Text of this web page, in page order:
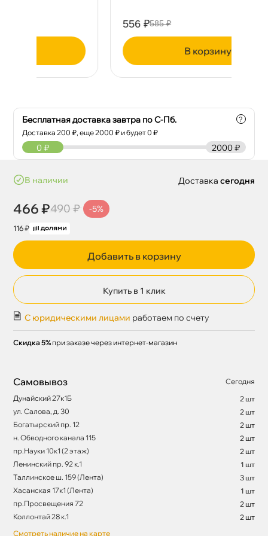
корзину
Бесплатная доставка завтра по С-Пб.
Доставка200 ₽, еще2000 ₽ и будет 0 ₽
?
2000 ₽
0 ₽
наличии
466 ₽490 ₽ -5%
116 ₽
Доставка сегодня
Добавить в корзину
Купить в 1 клик
С юридическими лицами работаем по счету
Скидка 5% при заказе через интернет-магазин
Самовывоз
Сегодня
Дунайский 27к1Б
2 шт
ул. Салова, д. 30
2 шт
Богатырский пр. 12
2 шт
н. Обводного канала 115
2 шт
пр.Науки 10к1 (2 этаж)
2 шт
Ленинский пр. 92 к.1
1 шт
Таллинское ш. 159 (Лента)
3 шт
Хасанская 17к1 (Лента)
1 шт
пр.Просвещения 72
2 шт
Коллонтай 28 к.1
2 шт
Смотреть наличие на карте